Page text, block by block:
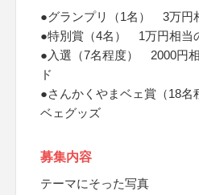
●グランプリ（1名） 3万円
●特別賞（4名） 1万円相当
●入選（7名程度） 2000円
ド
●さんかくやまベェ賞（18
ベェグッズ
募集内容
テーマにそった写真